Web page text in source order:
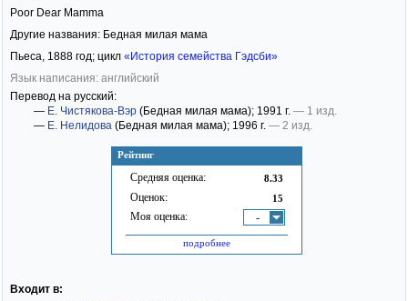
Рейтинг
Средняя оценка: 8.33
Оценок: 15
Моя оценка: -
подробнее
Poor Dear Mamma
Другие названия: Бедная милая мама
Пьеса, 1888 год; цикл «История семейства Гэдсби»
Язык написания: английский
Перевод на русский:
— Е. Чистякова-Вэр (Бедная милая мама); 1991 г. — 1 изд.
— Е. Нелидова (Бедная милая мама); 1996 г. — 2 изд.
Входит в: